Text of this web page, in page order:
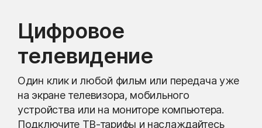
Цифровое
телевидение
Один клик и любой фильм или передача уже
на экране телевизора, мобильного
устройства или на мониторе компьютера.
Подключите ТВ-тарифы и наслаждайтесь